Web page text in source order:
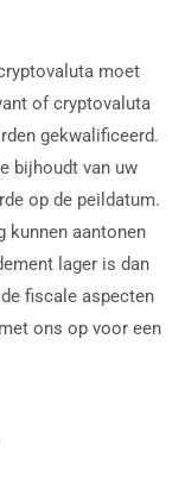
moet
of cryptovaluta
gekwalificeerd.
bijhoudt van uw
op de peildatum.
kunnen aantonen
lager is dan
fiscale aspecten
ons op voor een